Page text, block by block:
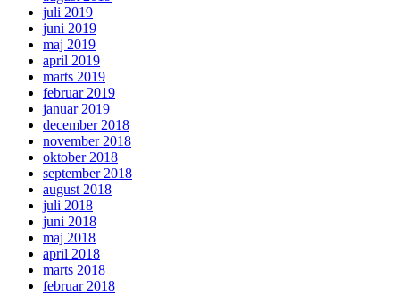
juli 2019
juni 2019
maj 2019
april 2019
marts 2019
februar 2019
januar 2019
december 2018
november 2018
oktober 2018
september 2018
august 2018
juli 2018
juni 2018
maj 2018
april 2018
marts 2018
februar 2018